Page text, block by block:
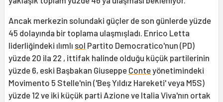
Ancak merkezin solundaki güçler de son günlerde yüzde
45 dolayında bir toplama ulaşmışladı. Enrico Letta
liderliğindeki ılımlı sol Partito Democratico'nun (PD)
yüzde 20 ila 22 , ittifak halinde olduğu küçük partilerinin
yüzde 6, eski Başbakan Giuseppe Conteyönetimindeki
Movimento 5 Stelle'nin ('Beş Yıldız Hareketi' veya M5S)
yüzde 12 ve iki küçük parti Azione ve Italia Viva'nın ortak